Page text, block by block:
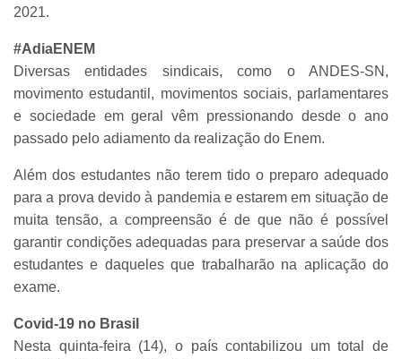
2021.
#AdiaENEM
Diversas entidades sindicais, como o ANDES-SN,
movimento estudantil, movimentos sociais, parlamentares
e sociedade em geral vêm pressionando desde o ano
passado pelo adiamento da realização do Enem.
Além dos estudantes não terem tido o preparo adequado
para a prova devido à pandemia e estarem em situação de
muita tensão, a compreensão é de que não é possível
garantir condições adequadas para preservar a saúde dos
estudantes e daqueles que trabalharão na aplicação do
exame.
Covid-19 no Brasil
Nesta quinta-feira (14), o país contabilizou um total de